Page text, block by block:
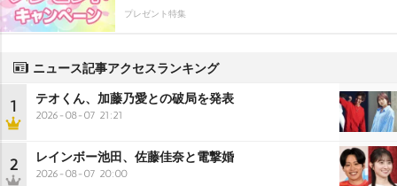
プレゼント特集
ニュース記事アクセスランキング
1 テオくん、加藤乃愛との破局を発表
2026-08-07 21:21
2 レインボー池田、佐藤佳奈と電撃婚
2026-08-07 20:00